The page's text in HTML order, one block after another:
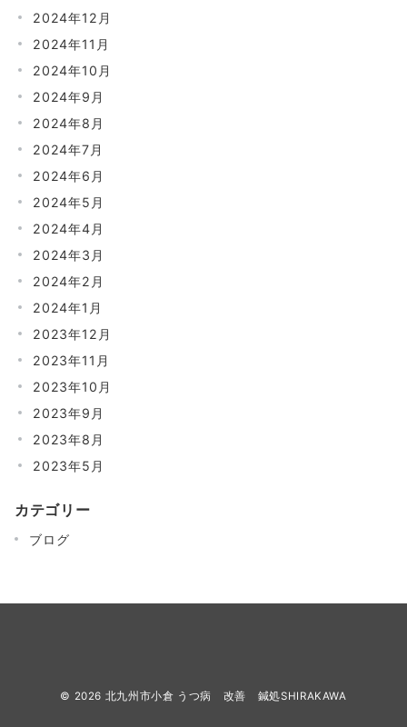
2024年12月
2024年11月
2024年10月
2024年9月
2024年8月
2024年7月
2024年6月
2024年5月
2024年4月
2024年3月
2024年2月
2024年1月
2023年12月
2023年11月
2023年10月
2023年9月
2023年8月
2023年5月
カテゴリー
ブログ
© 2026 北九州市小倉 うつ病 改善 鍼処SHIRAKAWA